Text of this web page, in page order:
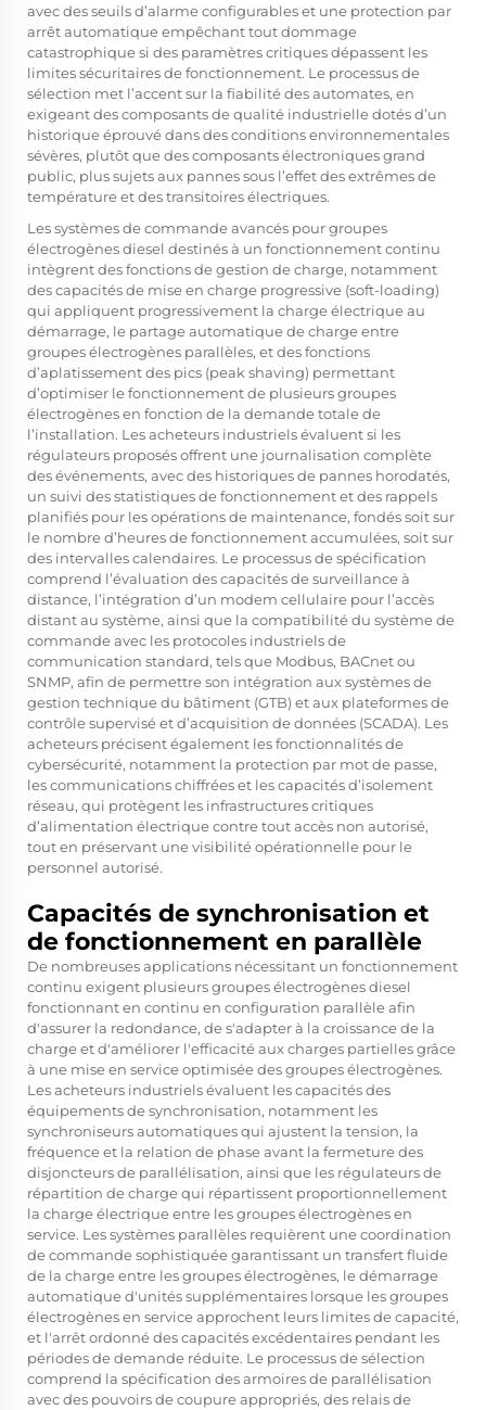
avec des seuils d’alarme configurables et une protection par
arrêt automatique empêchant tout dommage
catastrophique si des paramètres critiques dépassent les
limites sécuritaires de fonctionnement. Le processus de
sélection met l’accent sur la fiabilité des automates, en
exigeant des composants de qualité industrielle dotés d’un
historique éprouvé dans des conditions environnementales
sévères, plutôt que des composants électroniques grand
public, plus sujets aux pannes sous l’effet des extrêmes de
température et des transitoires électriques.
Les systèmes de commande avancés pour groupes
électrogènes diesel destinés à un fonctionnement continu
intègrent des fonctions de gestion de charge, notamment
des capacités de mise en charge progressive (soft-loading)
qui appliquent progressivement la charge électrique au
démarrage, le partage automatique de charge entre
groupes électrogènes parallèles, et des fonctions
d’aplatissement des pics (peak shaving) permettant
d’optimiser le fonctionnement de plusieurs groupes
électrogènes en fonction de la demande totale de
l’installation. Les acheteurs industriels évaluent si les
régulateurs proposés offrent une journalisation complète
des événements, avec des historiques de pannes horodatés,
un suivi des statistiques de fonctionnement et des rappels
planifiés pour les opérations de maintenance, fondés soit sur
le nombre d’heures de fonctionnement accumulées, soit sur
des intervalles calendaires. Le processus de spécification
comprend l’évaluation des capacités de surveillance à
distance, l’intégration d’un modem cellulaire pour l’accès
distant au système, ainsi que la compatibilité du système de
commande avec les protocoles industriels de
communication standard, tels que Modbus, BACnet ou
SNMP, afin de permettre son intégration aux systèmes de
gestion technique du bâtiment (GTB) et aux plateformes de
contrôle supervisé et d’acquisition de données (SCADA). Les
acheteurs précisent également les fonctionnalités de
cybersécurité, notamment la protection par mot de passe,
les communications chiffrées et les capacités d’isolement
réseau, qui protègent les infrastructures critiques
d’alimentation électrique contre tout accès non autorisé,
tout en préservant une visibilité opérationnelle pour le
personnel autorisé.
Capacités de synchronisation et
de fonctionnement en parallèle
De nombreuses applications nécessitant un fonctionnement
continu exigent plusieurs groupes électrogènes diesel
fonctionnant en continu en configuration parallèle afin
d'assurer la redondance, de s'adapter à la croissance de la
charge et d'améliorer l'efficacité aux charges partielles grâce
à une mise en service optimisée des groupes électrogènes.
Les acheteurs industriels évaluent les capacités des
équipements de synchronisation, notamment les
synchroniseurs automatiques qui ajustent la tension, la
fréquence et la relation de phase avant la fermeture des
disjoncteurs de parallélisation, ainsi que les régulateurs de
répartition de charge qui répartissent proportionnellement
la charge électrique entre les groupes électrogènes en
service. Les systèmes parallèles requièrent une coordination
de commande sophistiquée garantissant un transfert fluide
de la charge entre les groupes électrogènes, le démarrage
automatique d'unités supplémentaires lorsque les groupes
électrogènes en service approchent leurs limites de capacité,
et l'arrêt ordonné des capacités excédentaires pendant les
périodes de demande réduite. Le processus de sélection
comprend la spécification des armoires de parallélisation
avec des pouvoirs de coupure appropriés, des relais de